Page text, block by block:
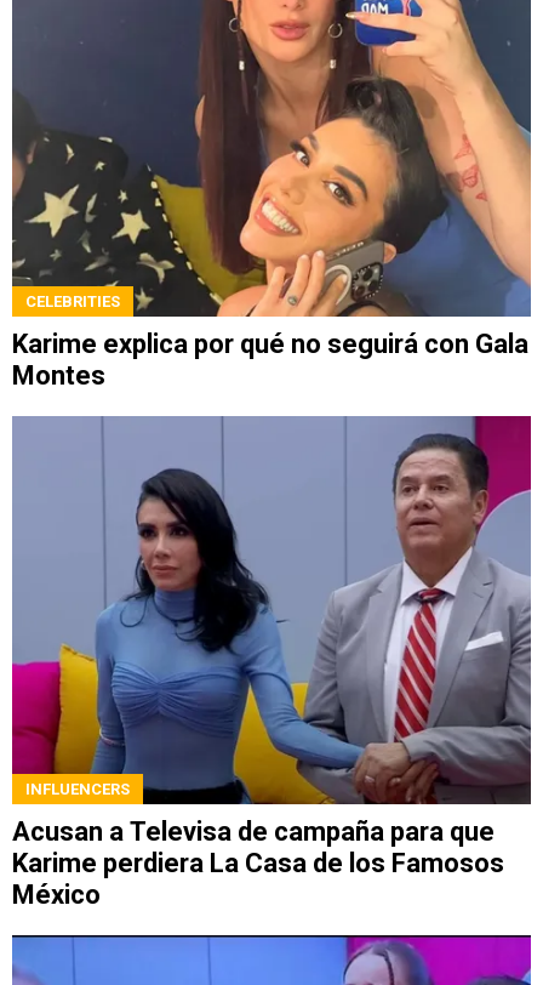
CELEBRITIES
Karime explica por qué no seguirá con Gala
Montes
INFLUENCERS
Acusan a Televisa de campaña para que
Karime perdiera La Casa de los Famosos
México